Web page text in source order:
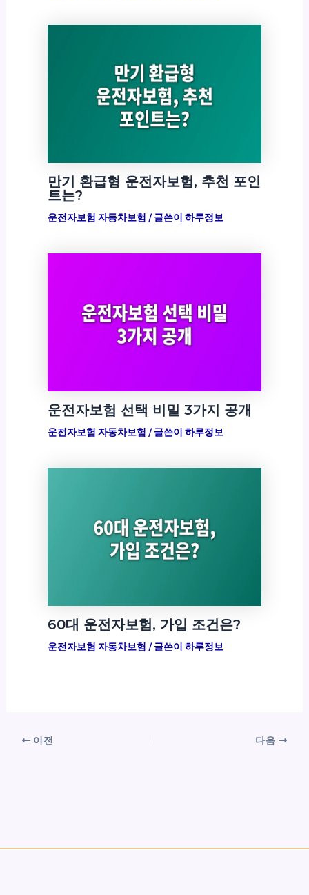
만기 환급형 운전자보험, 추천 포인
트는?
운전자보험 자동차보험 / 글쓴이 하루정보
운전자보험 선택 비밀 3가지 공개
운전자보험 자동차보험 / 글쓴이 하루정보
60대 운전자보험, 가입 조건은?
운전자보험 자동차보험 / 글쓴이 하루정보
이전 다음